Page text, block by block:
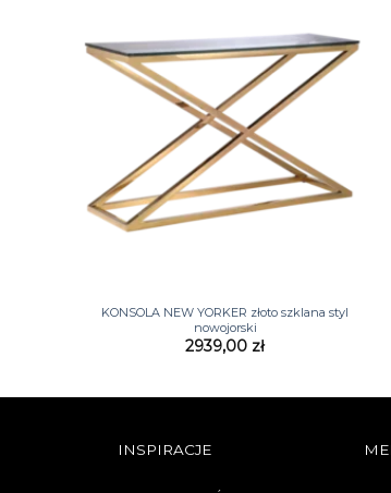
KONSOLA NEW YORKER złoto szklana styl
nowojorski
2939,00 zł
INSPIRACJE